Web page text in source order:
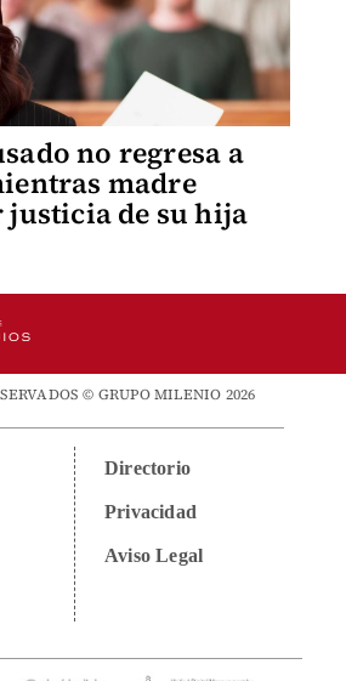
no regresa a
madre
de su hija
© GRUPO MILENIO 2026
Directorio
Privacidad
Aviso Legal